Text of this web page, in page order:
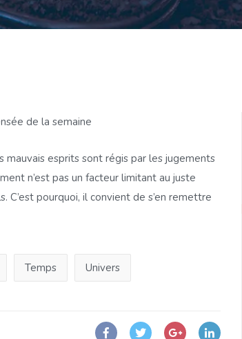
de la semaine
mauvais esprits sont régis par les jugements
n’est pas un facteur limitant au juste
pourquoi, il convient de s’en remettre
Temps Univers